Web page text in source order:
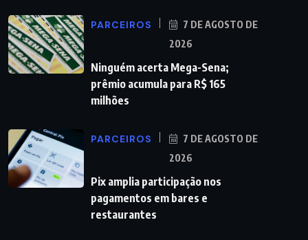
PARCEIROS
7 DE AGOSTO DE
2026
Ninguém acerta Mega-Sena;
prêmio acumula para R$ 165
milhões
PARCEIROS
7 DE AGOSTO DE
2026
Pix amplia participação nos
pagamentos em bares e
restaurantes